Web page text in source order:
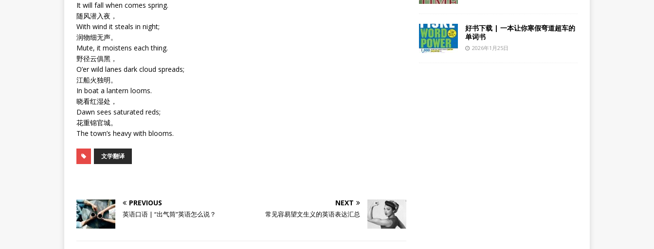
It will fall when comes spring.
随风潜入夜，
With wind it steals in night;
润物细无声。
Mute, it moistens each thing.
野径云俱黑，
O’er wild lanes dark cloud spreads;
江船火独明。
In boat a lantern looms.
晓看红湿处，
Dawn sees saturated reds;
花重锦官城。
The town’s heavy with blooms.
文学翻译
PREVIOUS
英语口语 | “出气筒”英语怎么说？
NEXT
常见容易望文生义的英语表达汇总
好书下载 | 一本让你寒假弯道超车的
单词书
2026年1月25日